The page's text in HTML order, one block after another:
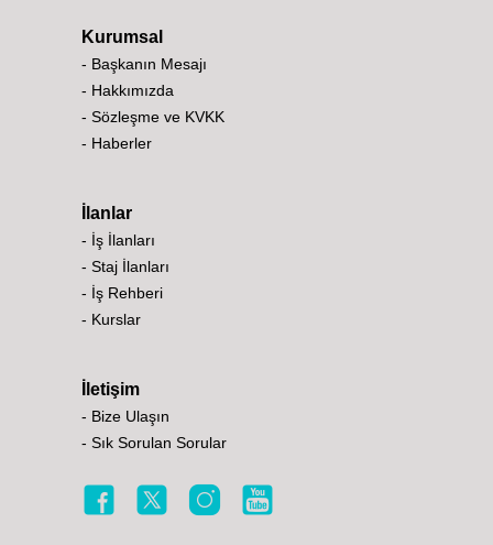
Kurumsal
- Başkanın Mesajı
- Hakkımızda
- Sözleşme ve KVKK
- Haberler
İlanlar
- İş İlanları
- Staj İlanları
- İş Rehberi
- Kurslar
İletişim
- Bize Ulaşın
- Sık Sorulan Sorular